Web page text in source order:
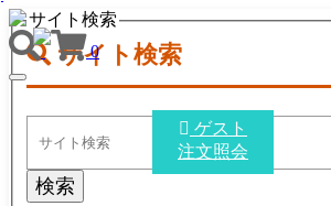
ゲスト
注文照会
0
TOGGLE
サイト検索
サイト検索
検索